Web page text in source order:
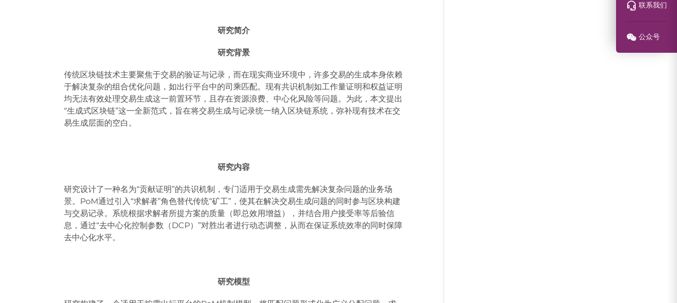
研究简介
研究背景
传统区块链技术主要聚焦于交易的验证与记录，而在现实商业环境中，许多交易的生成本身依赖
于解决复杂的组合优化问题，如出行平台中的司乘匹配。现有共识机制如工作量证明和权益证明
均无法有效处理交易生成这一前置环节，且存在资源浪费、中心化风险等问题。为此，本文提出
“生成式区块链”这一全新范式，旨在将交易生成与记录统一纳入区块链系统，弥补现有技术在交
易生成层面的空白。
研究内容
研究设计了一种名为“贡献证明”的共识机制，专门适用于交易生成需先解决复杂问题的业务场
景。PoM通过引入“求解者”角色替代传统“矿工”，使其在解决交易生成问题的同时参与区块构建
与交易记录。系统根据求解者所提方案的质量（即总效用增益），并结合用户接受率等后验信
息，通过“去中心化控制参数（DCP）”对胜出者进行动态调整，从而在保证系统效率的同时保障
去中心化水平。
研究模型
联系我们
公众号